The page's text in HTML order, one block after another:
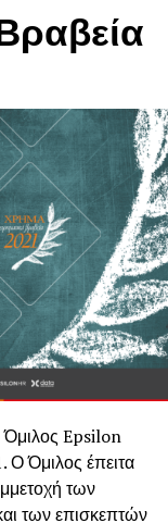
Όμιλος Epsilon
Ο Όμιλος έπειτα
των
των επισκεπτών